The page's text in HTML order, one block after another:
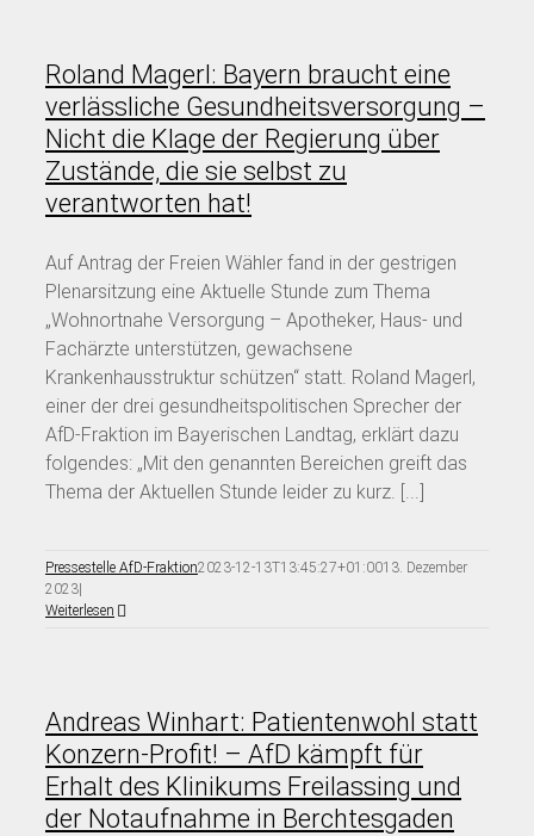
Roland Magerl: Bayern braucht eine
verlässliche Gesundheitsversorgung –
Nicht die Klage der Regierung über
Zustände, die sie selbst zu
verantworten hat!
Auf Antrag der Freien Wähler fand in der gestrigen
Plenarsitzung eine Aktuelle Stunde zum Thema
„Wohnortnahe Versorgung – Apotheker, Haus- und
Fachärzte unterstützen, gewachsene
Krankenhausstruktur schützen“ statt. Roland Magerl,
einer der drei gesundheitspolitischen Sprecher der
AfD-Fraktion im Bayerischen Landtag, erklärt dazu
folgendes: „Mit den genannten Bereichen greift das
Thema der Aktuellen Stunde leider zu kurz. [...]
Pressestelle AfD-Fraktion2023-12-13T13:45:27+01:0013. Dezember
2023|
Weiterlesen
Andreas Winhart: Patientenwohl statt
Konzern-Profit! – AfD kämpft für
Erhalt des Klinikums Freilassing und
der Notaufnahme in Berchtesgaden